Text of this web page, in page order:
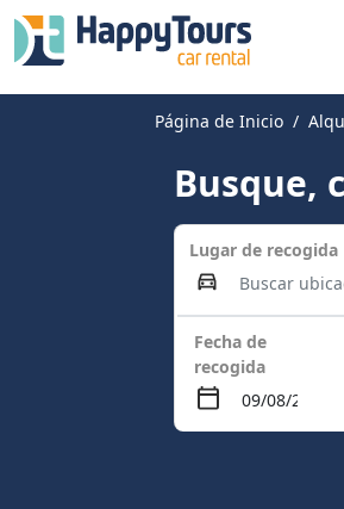
Página de Inicio
Busque,
Lugar de recogida
Fecha de
recogida